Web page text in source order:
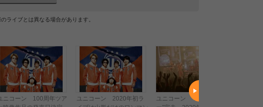
ライブとは異なる場合があります。
ニコーン 100周年ツア
ユニコーン 2020年初ラ
ユニコーン “100周年ツア